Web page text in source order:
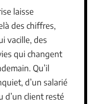
laisse
des chiffres,
vacille, des
qui changent
Qu’il
d’un salarié
d’un client resté